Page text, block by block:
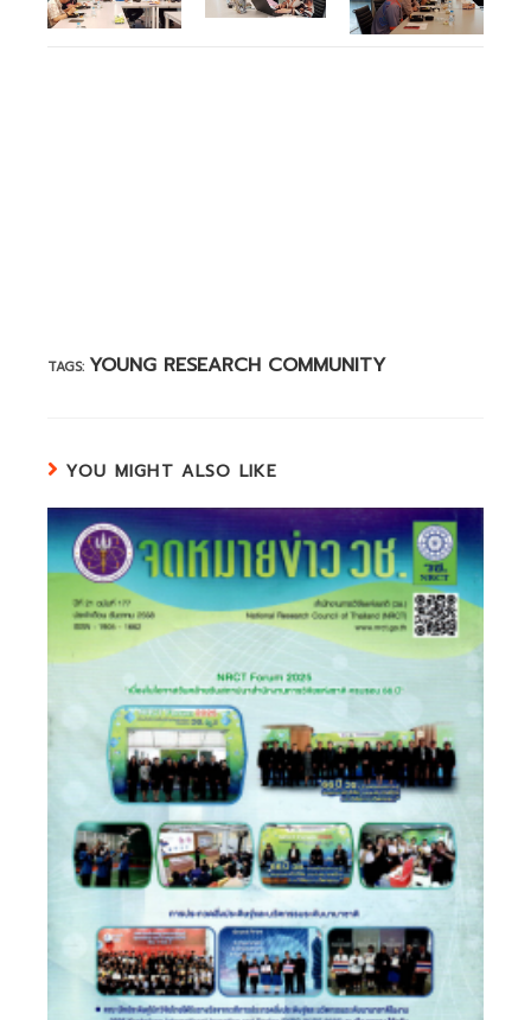
TAGS: YOUNG RESEARCH COMMUNITY
YOU MIGHT ALSO LIKE